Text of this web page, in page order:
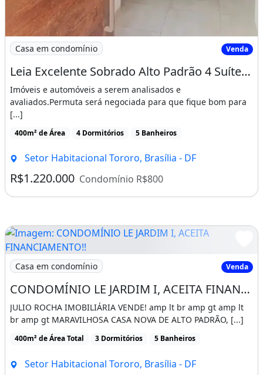
Imagem: Leia Excelente Sobrado Alto Padrão 4 Suítes
Casa em condomínio Venda
Leia Excelente Sobrado Alto Padrão 4 Suítes Privê Lago Sul
Imóveis e automóveis a serem analisados e
avaliados.Permuta será negociada para que fique bom para
[...]
400m² de Área 4 Dormitórios 5 Banheiros
Setor Habitacional Tororo, Brasília - DF
R$1.220.000 Condomínio R$800
Imagem: CONDOMÍNIO LE JARDIM I, ACEITA
Casa em condomínio Venda
CONDOMÍNIO LE JARDIM I, ACEITA FINANCIAMENTO!!
JULIO ROCHA IMOBILIÁRIA VENDE! amp lt br amp gt amp lt
br amp gt MARAVILHOSA CASA NOVA DE ALTO PADRÃO, [...]
400m² de Área Total 3 Dormitórios 5 Banheiros
Setor Habitacional Tororo, Brasília - DF